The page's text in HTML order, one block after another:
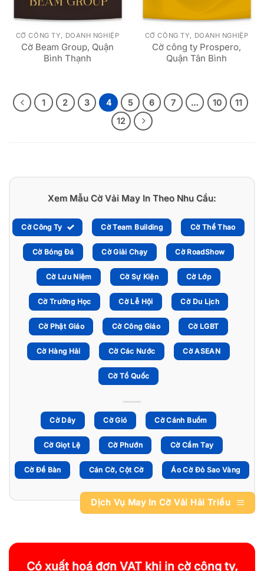
CỜ CÔNG TY, DOANH NGHIỆP
Cờ Beam Group, Quận
Bình Thạnh
CỜ CÔNG TY, DOANH NGHIỆP
Cờ công ty Prospero,
Quận Tân Bình
1 2 3 4 5 6 7 … 10
11
12
Xem Mẫu Cờ Vải May In Theo Nhu Cầu:
Cờ Công Ty Cờ Team Building Cờ Thể Thao
Cờ Bóng Đá Cờ Giải Chạy Cờ RoadShow
Cờ Lưu Niệm Cờ Sự Kiện Cờ Lớp
Cờ Trường Học Cờ Lễ Hội Cờ Du Lịch
Cờ Phật Giáo Cờ Công Giáo Cờ LGBT
Cờ Hàng Hải Cờ Các Nước Cờ ASEAN
Cờ Tổ Quốc
Cờ Dây Cờ Gió Cờ Cánh Buồm
Cờ Giọt Lệ Cờ Phướn Cờ Cầm Tay
Cờ Để Bàn Cán Cờ, Cột Cờ Áo Cờ Đỏ Sao Vàng
Dịch Vụ May In Cờ Vải Hải Triều
Có xuất hoá đơn VAT khi in cờ công ty,